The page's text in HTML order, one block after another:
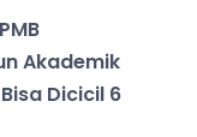
Akademik
Dicicil 6